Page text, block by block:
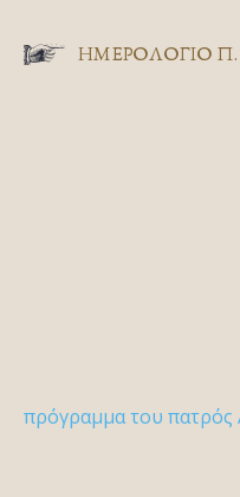
ΗΜΕΡΟΛΟΓΙΟ
πρόγραμμα του πατρός